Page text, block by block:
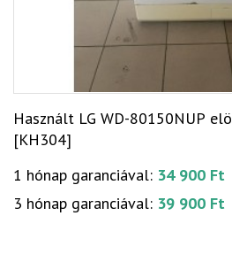
Használt LG WD-80150NUP
[KH304]
1 hónap garanciával: 34 900 Ft
3 hónap garanciával: 39 900 Ft